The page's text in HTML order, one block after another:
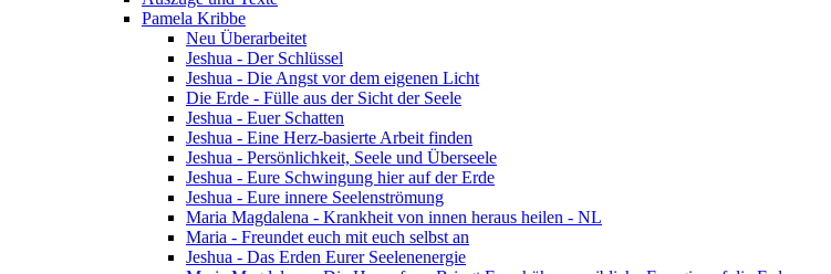
Pamela Kribbe
Neu Überarbeitet
Jeshua - Der Schlüssel
Jeshua - Die Angst vor dem eigenen Licht
Die Erde - Fülle aus der Sicht der Seele
Jeshua - Euer Schatten
Jeshua - Eine Herz-basierte Arbeit finden
Jeshua - Persönlichkeit, Seele und Überseele
Jeshua - Eure Schwingung hier auf der Erde
Jeshua - Eure innere Seelenströmung
Maria Magdalena - Krankheit von innen heraus heilen - NL
Maria - Freundet euch mit euch selbst an
Jeshua - Das Erden Eurer Seelenenergie